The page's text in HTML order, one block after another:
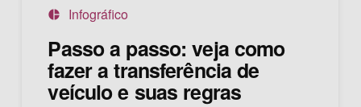
pie_chart Infográfico
Passo a passo: veja como
fazer a transferência de
veículo e suas regras